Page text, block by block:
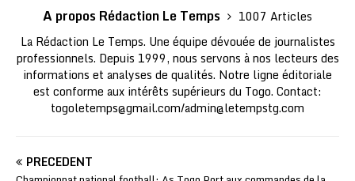
A propos Rédaction Le Temps
1007 Articles
La Rédaction Le Temps. Une équipe dévouée de journalistes
professionnels. Depuis 1999, nous servons à nos lecteurs des
informations et analyses de qualités. Notre ligne éditoriale
est conforme aux intérêts supérieurs du Togo. Contact:
togoletemps@gmail.com/admin@letempstg.com
PRÉCÉDENT